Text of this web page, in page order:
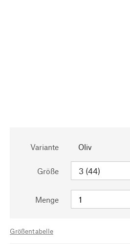
Variante Oliv
Größe
Menge
Größentabelle